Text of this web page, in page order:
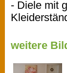
- Diele mit
weitere